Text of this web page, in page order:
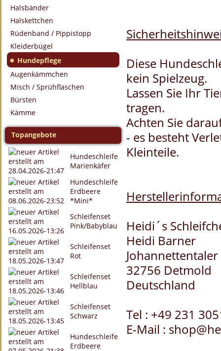
Halsbänder
Halskettchen
Rüdenband / Pippistopp
Kleiderbügel
● Hundepflege
Augenkämmchen
Misch / Sprühflaschen
Bürsten
Kämme
Topangebote
Hundeschleife
Marienkäfer
Hundeschleife
Erdbeere
*Mini*
Schleifenset
Pink/Babyblau
Schleifenset
Rot
Schleifenset
Hellblau
Schleifenset
Schwarz
Hundeschleife
Erdbeere
Diese
kein Spielzeug.
Lassen Sie Ihr
tragen.
Achten Sie
- es besteht
Kleinteile.
Heidi´s
Heidi Barner
Johannettentaler
32756 Detmold
Deutschland
Tel : +49 231
E-Mail :